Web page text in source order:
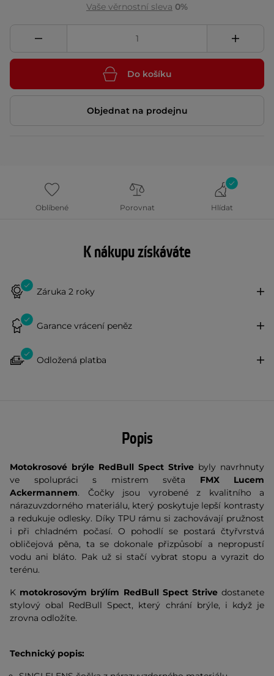
Vaše věrnostní sleva 0%
Do košíku
Objednat na prodejnu
Oblíbené Porovnat Hlídat
K nákupu získáváte
Záruka 2 roky
Garance vrácení peněz
Odložená platba
Popis
Motokrosové brýle RedBull Spect Strive byly navrhnuty
ve spolupráci s mistrem světa FMX
Lucem
Ackermannem. Čočky jsou vyrobené z kvalitního a
nárazuvzdorného materiálu, který poskytuje lepší kontrasty
a redukuje odlesky. Díky TPU rámu si zachovávají pružnost
i při chladném počasí. O pohodlí se postará čtyřvrstvá
obličejová pěna, ta se dokonale přizpůsobí a nepropustí
vodu ani bláto. Pak už si stačí vybrat stopu a vyrazit do
terénu.
K motokrosovým brýlím RedBull Spect Strivedostanete
stylový obal RedBull Spect, který chrání brýle, i když je
zrovna odložíte.
Technický popis: